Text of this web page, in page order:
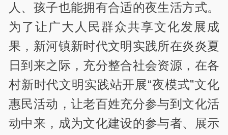
人、孩子也能拥有合适的夜生活方式。
为了让广大人民群众共享文化发展成
果，新河镇新时代文明实践所在炎炎夏
日到来之际，充分整合社会资源，在各
村新时代文明实践站开展“夜模式”文化
惠民活动，让老百姓充分参与到文化活
动中来，成为文化建设的参与者、展示